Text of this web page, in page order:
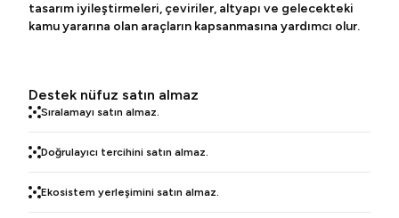
tasarım iyileştirmeleri, çeviriler, altyapı ve gelecekteki
kamu yararına olan araçların kapsanmasına yardımcı olur.
Destek nüfuz satın almaz
Sıralamayı satın almaz.
Doğrulayıcı tercihini satın almaz.
Ekosistem yerleşimini satın almaz.